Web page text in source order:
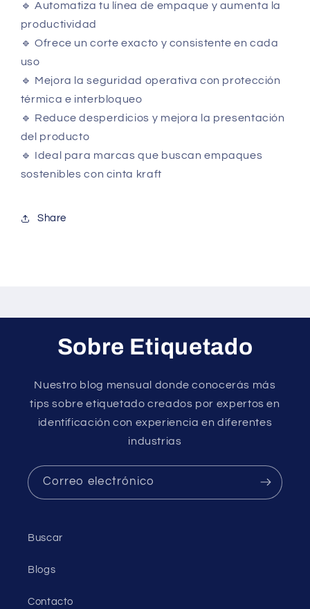
🔹 Automatiza tu línea de empaque y aumenta la
productividad
🔹 Ofrece un corte exacto y consistente en cada
uso
🔹 Mejora la seguridad operativa con protección
térmica e interbloqueo
🔹 Reduce desperdicios y mejora la presentación
del producto
🔹 Ideal para marcas que buscan empaques
sostenibles con cinta kraft
Share
Sobre Etiquetado
Nuestro blog mensual donde conocerás más
tips sobre etiquetado creados por expertos en
identificación con experiencia en diferentes
industrias
Correo electrónico
Buscar
Blogs
Contacto